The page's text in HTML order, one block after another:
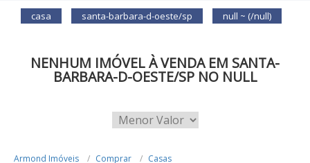
casa santa-barbara-d-oeste/sp null ~ (/null)
NENHUM IMÓVEL À VENDA EM SANTA-
BARBARA-D-OESTE/SP NO NULL
Armond Imóveis Comprar Casas